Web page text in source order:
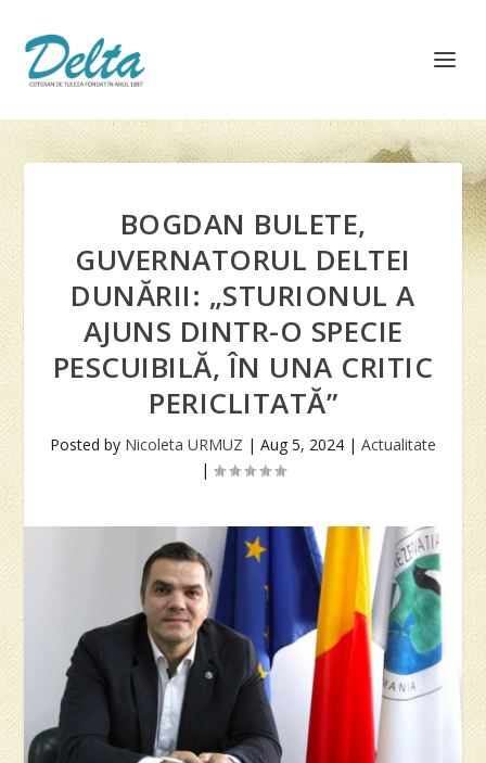
BOGDAN BULETE,
GUVERNATORUL DELTEI
DUNĂRII: „STURIONUL A
AJUNS DINTR-O SPECIE
PESCUIBILĂ, ÎN UNA CRITIC
PERICLITATĂ”
Posted by Nicoleta URMUZ | Aug 5, 2024 | Actualitate
|